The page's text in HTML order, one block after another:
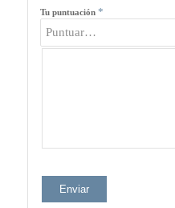
Tu puntuación *